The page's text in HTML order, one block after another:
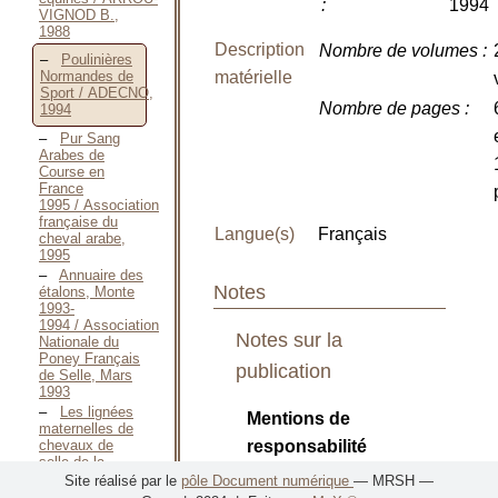
VIGNOD B.,
1988
Poulinières
Normandes de
Sport / ADECNO,
1994
Pur Sang
Arabes de
Course en
France
1995 / Association
française du
cheval arabe,
1995
Annuaire des
étalons, Monte
1993-
1994 / Association
Nationale du
Poney Français
de Selle, Mars
1993
Les lignées
maternelles de
chevaux de
selle de la
circonscription
:
1994
Description
matérielle
Nombre de volumes:
Nombre de pages:
Langue(s) Français
Notes
Notes sur la
publication
Mentions de
responsabilité
Auteur principal :
Site réalisé par le pôle Document numérique — MRSH —